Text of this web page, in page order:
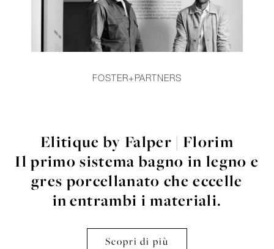
FOSTER+PARTNERS
Elitique by Falper | Florim
Il primo sistema bagno in legnoe
gres porcellanato che eccelle
inentrambi i materiali.
Scopri di più